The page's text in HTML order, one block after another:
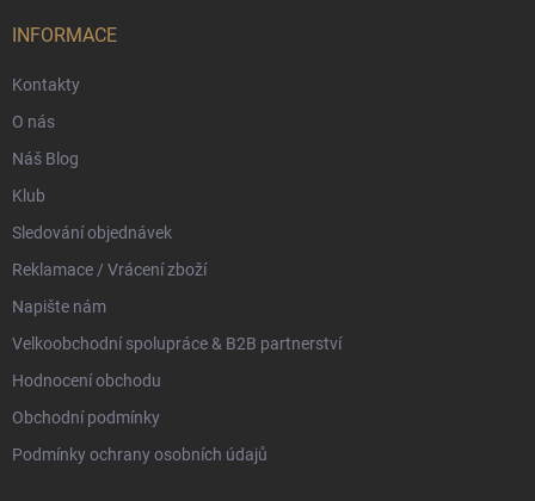
INFORMACE
Kontakty
O nás
Náš Blog
Klub
Sledování objednávek
Reklamace / Vrácení zboží
Napište nám
Velkoobchodní spolupráce & B2B partnerství
Hodnocení obchodu
Obchodní podmínky
Podmínky ochrany osobních údajů